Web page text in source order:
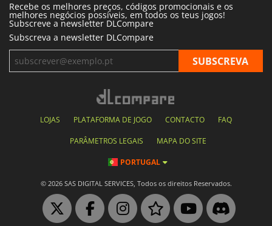
Recebe os melhores preços, códigos promocionais e os
melhores negócios possíveis, em todos os teus jogos!
Subscreve a newsletter DLCompare
Subscreva a newsletter DLCompare
LOJAS PLATAFORMA DE JOGO CONTACTO FAQ
PARÂMETROS LEGAIS MAPA DO SITE
PORTUGAL
© 2026 SAS DIGITAL SERVICES, Todos os direitos Reservados.